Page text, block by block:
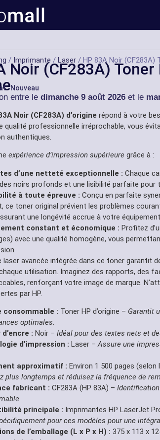
/ Imprimante / Laser / HP 83A Noir (CF283A)
Noir (CF283A)
Nouveau
entre ledimanche 9 août 2026 et le
Noir (CF283A) d’origine répond à votre
qualité professionnelle irréprochable, vous
authentiques.
expérience d’impression supérieure grâce à :
d’une netteté exceptionnelle : Chaque
noirs profonds et une lisibilité parfaite pour
à toute épreuve : Conçu en parfaite
ce toner original prévient les problèmes
une longévité accrue à votre
constant et économique : Profitez
avec une qualité homogène, vous
laser avancée intégrée dans ce toner garantit
utilisation. Imaginez des rapports, des
renforçant votre image de marque.
par HP.
consommable : Toner HP d’origine – Garantit
optimales.
: Noir – Idéal pour des textes nets et
d’impression : Laser –Assure une
approximatif : Environ 1 500 pages (selon
plus longtemps et réduisez la fréquence de
fabricant : CF283A (HP 83A) –
principale : Imprimantes HP LaserJet
pour ces modèles pour une
de l’emballage (L x P x H) : 375 x 113 x